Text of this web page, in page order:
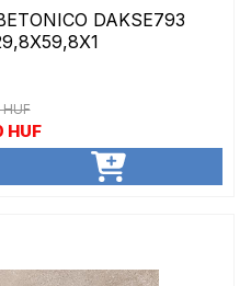
DAKSE793
HUF
HUF